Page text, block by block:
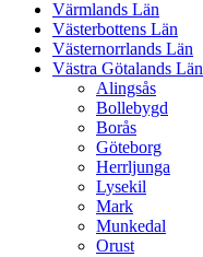
Värmlands Län
Västerbottens Län
Västernorrlands Län
Västra Götalands Län
Alingsås
Bollebygd
Borås
Göteborg
Herrljunga
Lysekil
Mark
Munkedal
Orust